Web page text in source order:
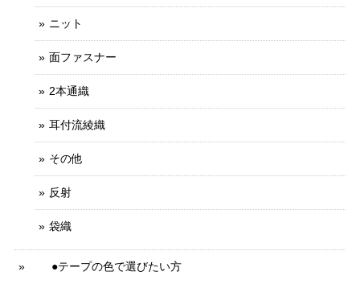
ニット
面ファスナー
2本通織
耳付流綾織
その他
反射
袋織
●テープの色で選びたい方